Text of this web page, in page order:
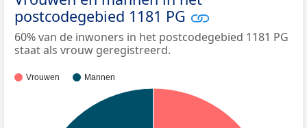
postcodegebied 1181 PG
60% van de inwoners in het postcodegebied 1181 PG
staat als vrouw geregistreerd.
Vrouwen Mannen